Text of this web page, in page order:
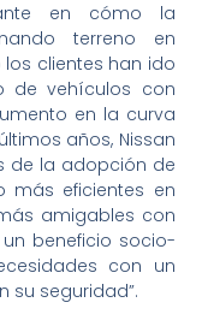
en cómo la
terreno en
clientes han ido
de vehículos con
en la curva
años, Nissan
de la adopción de
más eficientes en
amigables con
beneficio socio-
con un
su seguridad”.